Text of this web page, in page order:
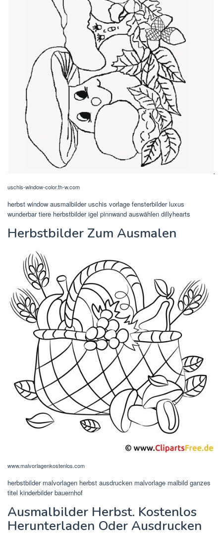
uschis-window-color.th-w.com
herbst window ausmalbilder uschis vorlage fensterbilder luxus
wunderbar tiere herbstbilder igel pinnwand auswählen dillyhearts
Herbstbilder Zum Ausmalen
www.malvorlagenkostenlos.com
herbstbilder malvorlagen herbst ausdrucken malvorlage malbild ganzes
titel kinderbilder bauernhof
Ausmalbilder Herbst. Kostenlos
Herunterladen Oder Ausdrucken